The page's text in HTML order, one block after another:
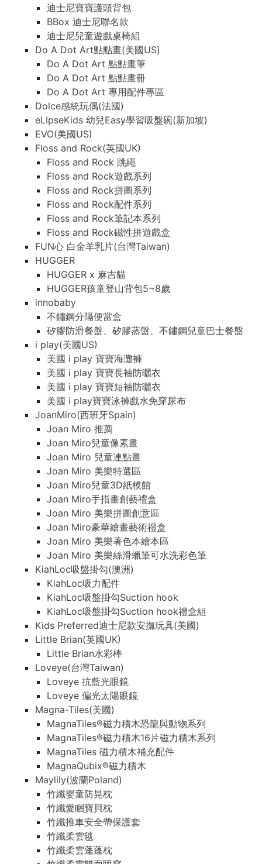
迪士尼寶寶護頭背包
BBox 迪士尼聯名款
迪士尼兒童遊戲桌椅組
Do A Dot Art點點畫(美國US)
Do A Dot Art 點點畫筆
Do A Dot Art 點點畫冊
Do A Dot Art 專用配件專區
Dolce感統玩偶(法國)
eLIpseKids 幼兒Easy學習吸盤碗(新加坡)
EVO(美國US)
Floss and Rock(英國UK)
Floss and Rock 跳繩
Floss and Rock遊戲系列
Floss and Rock拼圖系列
Floss and Rock配件系列
Floss and Rock筆記本系列
Floss and Rock磁性拼遊戲盒
FUN心 白金羊乳片(台灣Taiwan)
HUGGER
HUGGER x 麻吉貓
HUGGER孩童登山背包5~8歲
innobaby
不鏽鋼分隔便當盒
矽膠防滑餐盤、矽膠蒸盤、不鏽鋼兒童巴士餐盤
i play(美國US)
美國 i play 寶寶海灘褲
美國 i play 寶寶長袖防曬衣
美國 i play 寶寶短袖防曬衣
美國 i play寶寶泳褲戲水免穿尿布
JoanMiro(西班牙Spain)
Joan Miro 推薦
Joan Miro兒童像素畫
Joan Miro 兒童連點畫
Joan Miro 美樂特選區
Joan Miro兒童3D紙模館
Joan Miro手指畫創藝禮盒
Joan Miro 美樂拼圖創意區
Joan Miro豪華繪畫藝術禮盒
Joan Miro 美樂著色本繪本區
Joan Miro 美樂絲滑蠟筆可水洗彩色筆
KiahLoc吸盤掛勾(澳洲)
KiahLoc吸力配件
KiahLoc吸盤掛勾Suction hook
KiahLoc吸盤掛勾Suction hook禮盒組
Kids Preferred迪士尼款安撫玩具(美國)
Little Brian(英國UK)
Little Brian水彩棒
Loveye(台灣Taiwan)
Loveye 抗藍光眼鏡
Loveye 偏光太陽眼鏡
Magna-Tiles(美國)
MagnaTiles®磁力積木恐龍與動物系列
MagnaTiles®磁力積木16片磁力積木系列
MagnaTiles 磁力積木補充配件
MagnaQubix®磁力積木
Maylily(波蘭Poland)
竹纖嬰童防晃枕
竹纖愛睏寶貝枕
竹纖推車安全帶保護套
竹纖柔雲毯
竹纖柔雲蓬蓬枕